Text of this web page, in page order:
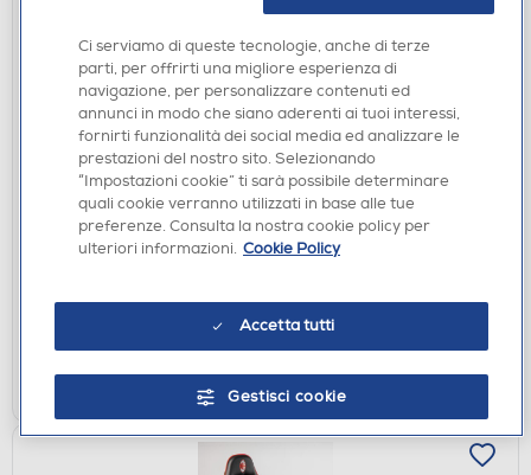
ACCESSORI HOME ENTERTAINMENT
QUBICK - Wireless Controller per Switch/Swhitch
2-Blue Transparent
€ 19,90
Ritiro in negozio in 30' gratuito:verifica
AGGIUNGI
Ci serviamo di queste tecnologie, anche di terze
parti, per offrirti una migliore esperienza di
navigazione, per personalizzare contenuti ed
annunci in modo che siano aderenti ai tuoi interessi,
fornirti funzionalità dei social media ed analizzare le
prestazioni del nostro sito. Selezionando
“Impostazioni cookie” ti sarà possibile determinare
quali cookie verranno utilizzati in base alle tue
preferenze. Consulta la nostra cookie policy per
ulteriori informazioni. Cookie Policy
Accetta tutti
Gestisci cookie